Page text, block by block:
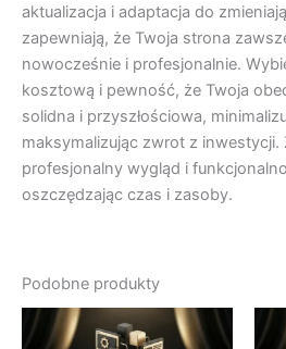
aktualizacja i adaptacja do
zapewniają, że Twoja strona
nowocześnie i profesjonalnie.
kosztową i pewność, że Twoja
solidna i przyszłościowa,
maksymalizując zwrot z
profesjonalny wygląd i
oszczędzając czas i zasoby.
Podobne produkty